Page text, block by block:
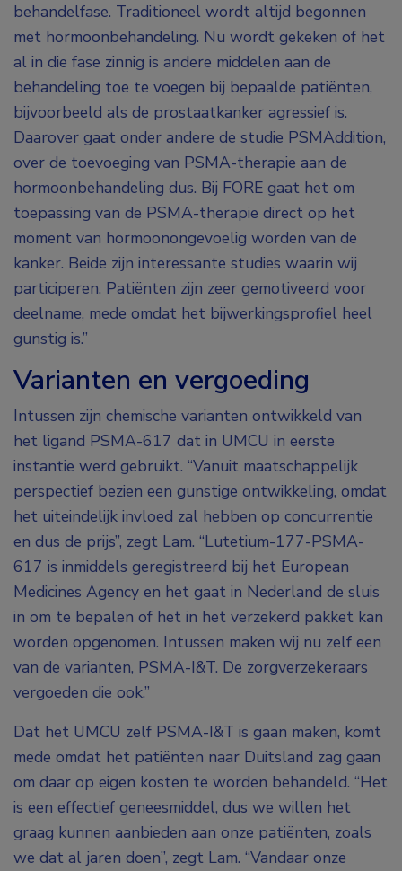
behandelfase. Traditioneel wordt altijd begonnen
met hormoonbehandeling. Nu wordt gekeken of het
al in die fase zinnig is andere middelen aan de
behandeling toe te voegen bij bepaalde patiënten,
bijvoorbeeld als de prostaatkanker agressief is.
Daarover gaat onder andere de studie PSMAddition,
over de toevoeging van PSMA-therapie aan de
hormoonbehandeling dus. Bij FORE gaat het om
toepassing van de PSMA-therapie direct op het
moment van hormoonongevoelig worden van de
kanker. Beide zijn interessante studies waarin wij
participeren. Patiënten zijn zeer gemotiveerd voor
deelname, mede omdat het bijwerkingsprofiel heel
gunstig is.”
Varianten en vergoeding
Intussen zijn chemische varianten ontwikkeld van
het ligand PSMA-617 dat in UMCU in eerste
instantie werd gebruikt. “Vanuit maatschappelijk
perspectief bezien een gunstige ontwikkeling, omdat
het uiteindelijk invloed zal hebben op concurrentie
en dus de prijs”, zegt Lam. “Lutetium-177-PSMA-
617 is inmiddels geregistreerd bij het European
Medicines Agency en het gaat in Nederland de sluis
in om te bepalen of het in het verzekerd pakket kan
worden opgenomen. Intussen maken wij nu zelf een
van de varianten, PSMA-I&T. De zorgverzekeraars
vergoeden die ook.”
Dat het UMCU zelf PSMA-I&T is gaan maken, komt
mede omdat het patiënten naar Duitsland zag gaan
om daar op eigen kosten te worden behandeld. “Het
is een effectief geneesmiddel, dus we willen het
graag kunnen aanbieden aan onze patiënten, zoals
we dat al jaren doen”, zegt Lam. “Vandaar onze